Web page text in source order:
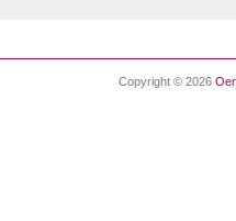
Copyright © 2026